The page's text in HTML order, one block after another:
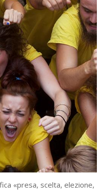
«presa, scelta, elezione,